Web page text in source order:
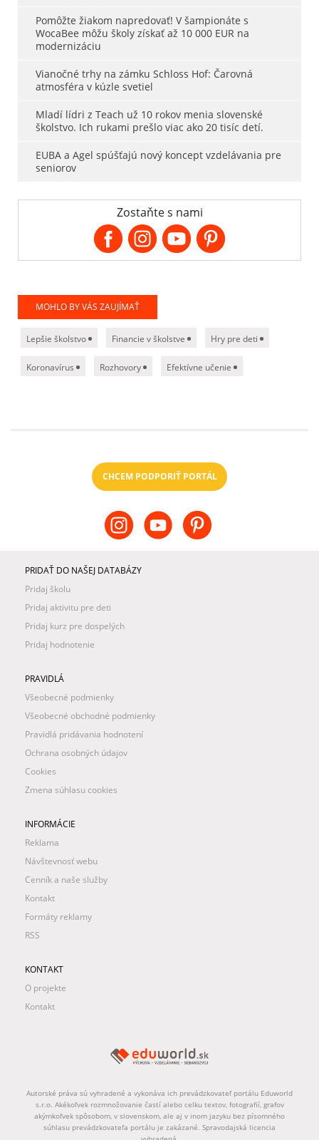
Pomôžte žiakom napredovať! V šampionáte s
WocaBee môžu školy získať až 10 000 EUR na
modernizáciu
Vianočné trhy na zámku Schloss Hof: Čarovná
atmosféra v kúzle svetiel
Mladí lídri z Teach už 10 rokov menia slovenské
školstvo. Ich rukami prešlo viac ako 20 tisíc detí.
EUBA a Agel spúšťajú nový koncept vzdelávania pre
seniorov
Zostaňte s nami
MOHLO BY VÁS ZAUJÍMAŤ
Lepšie školstvo Financie v školstve Hry pre deti
Koronavírus Rozhovory Efektívne učenie
CHCEM PODPORIŤ PORTÁL
PRIDAŤ DO NAŠEJ DATABÁZY
Pridaj školu
Pridaj aktivitu pre deti
Pridaj kurz pre dospelých
Pridaj hodnotenie
PRAVIDLÁ
Všeobecné podmienky
Všeobecné obchodné podmienky
Pravidlá pridávania hodnotení
Ochrana osobných údajov
Cookies
Zmena súhlasu cookies
INFORMÁCIE
Reklama
Návštevnosť webu
Cenník a naše služby
Kontakt
Formáty reklamy
RSS
KONTAKT
O projekte
Kontakt
Autorské práva sú vyhradené a vykonáva ich prevádzkovateľ portálu Eduworld
s.r.o. Akékoľvek rozmnožovanie častí alebo celku textov, fotografií, grafov
akýmkoľvek spôsobom, v slovenskom, ale aj v inom jazyku bez písomného
súhlasu prevádzkovateľa portálu je zakázané. Spravodajská licencia